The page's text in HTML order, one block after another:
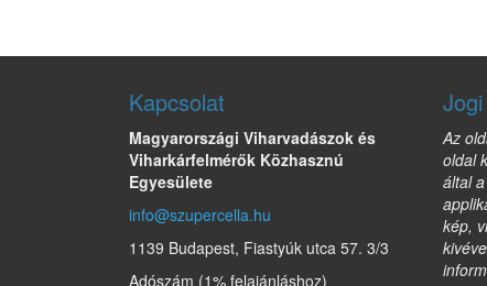
Kapcsolat
Magyarországi Viharvadászok és
Viharkárfelmérők Közhasznú
Egyesülete
info@szupercella.hu
1139 Budapest, Fiastyúk utca 57. 3/3
Adószám (1% felajánláshoz)
Az
oldal
által
kép,